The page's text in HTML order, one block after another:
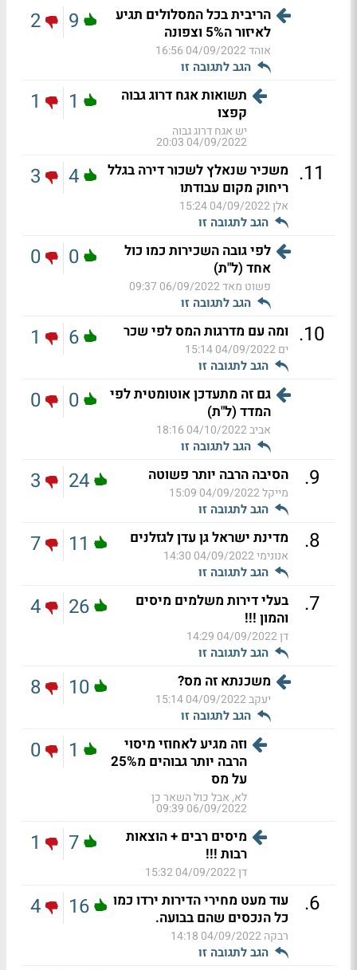
הריבית בכל המסלולים תגיע
לאיזור ה5% וצפונה
אוהד04/09/2022 16:56
הגב לתגובה זו
9
2
תשואות אגח דרוג גבוה
קפצו
יש אגח דרוג גבוה
04/09/2022 20:03
1
1
11
. משכיר שנאלץ לשכור דירה בגלל
ריחוק מקום עבודתו
אלן04/09/2022 15:24
הגב לתגובה זו
4
3
לפי גובה השכירות כמו כול
אחד (ל"ת)
פשוט מאד06/09/2022 09:37
הגב לתגובה זו
0
0
10
. ומה עם מדרגות המס לפי שכר
ים04/09/2022 15:14
הגב לתגובה זו
6
1
גם זה מתעדכן אוטומטית לפי
המדד (ל"ת)
אביב04/10/2022 18:16
הגב לתגובה זו
0
0
9
. הסיבה הרבה יותר פשוטה
מייקל04/09/2022 15:09
הגב לתגובה זו
24
3
8
. מדינת ישראל גן עדן לגזלנים
אנונימי04/09/2022 14:30
הגב לתגובה זו
11
7
7
.
בעלי דירות משלמים מיסים
והמון !!!
דן04/09/2022 14:29
הגב לתגובה זו
26
4
משכנתא זה מס?
יעקב04/09/2022 15:14
הגב לתגובה זו
10
8
וזה מגיע לאחוזי מיסוי
הרבה יותר גבוהים מ25%
על מס
לא, אבל כול השאר כן
06/09/2022 09:39
1
0
מיסים רבים + הוצאות
רבות !!!
דן04/09/2022 15:32
7
1
6
.
עוד מעט מחירי הדירות ירדו כמו
כל הנכסים שהם בבועה.
רבקה04/09/2022 14:18
הגב לתגובה זו
16
4